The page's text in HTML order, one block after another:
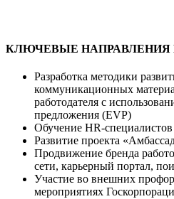
КЛЮЧЕВЫЕ НАПРАВЛЕНИЯ
Разработка методики
коммуникационных
работодателя с
предложения (EVP)
Обучение HR-специалистов
Развитие проекта
Продвижение бренда
сети, карьерный портал,
Участие во внешних
мероприятиях